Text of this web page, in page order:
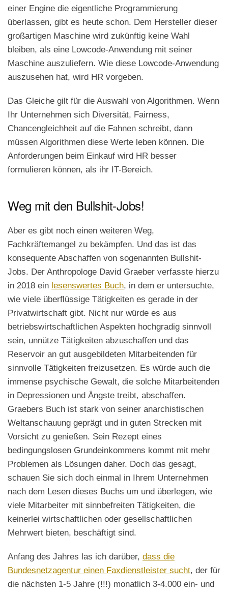
einer Engine die eigentliche Programmierung
überlassen, gibt es heute schon. Dem Hersteller dieser
großartigen Maschine wird zukünftig keine Wahl
bleiben, als eine Lowcode-Anwendung mit seiner
Maschine auszuliefern. Wie diese Lowcode-Anwendung
auszusehen hat, wird HR vorgeben.
Das Gleiche gilt für die Auswahl von Algorithmen. Wenn
Ihr Unternehmen sich Diversität, Fairness,
Chancengleichheit auf die Fahnen schreibt, dann
müssen Algorithmen diese Werte leben können. Die
Anforderungen beim Einkauf wird HR besser
formulieren können, als ihr IT-Bereich.
Weg mit den Bullshit-Jobs!
Aber es gibt noch einen weiteren Weg,
Fachkräftemangel zu bekämpfen. Und das ist das
konsequente Abschaffen von sogenannten Bullshit-
Jobs. Der Anthropologe David Graeber verfasste hierzu
in 2018 ein lesenswertes Buch, in dem er untersuchte,
wie viele überflüssige Tätigkeiten es gerade in der
Privatwirtschaft gibt. Nicht nur würde es aus
betriebswirtschaftlichen Aspekten hochgradig sinnvoll
sein, unnütze Tätigkeiten abzuschaffen und das
Reservoir an gut ausgebildeten Mitarbeitenden für
sinnvolle Tätigkeiten freizusetzen. Es würde auch die
immense psychische Gewalt, die solche Mitarbeitenden
in Depressionen und Ängste treibt, abschaffen.
Graebers Buch ist stark von seiner anarchistischen
Weltanschauung geprägt und in guten Strecken mit
Vorsicht zu genießen. Sein Rezept eines
bedingungslosen Grundeinkommens kommt mit mehr
Problemen als Lösungen daher. Doch das gesagt,
schauen Sie sich doch einmal in Ihrem Unternehmen
nach dem Lesen dieses Buchs um und überlegen, wie
viele Mitarbeiter mit sinnbefreiten Tätigkeiten, die
keinerlei wirtschaftlichen oder gesellschaftlichen
Mehrwert bieten, beschäftigt sind.
Anfang des Jahres las ich darüber, dass die
Bundesnetzagentur einen Faxdienstleister sucht, der für
die nächsten 1-5 Jahre (!!!) monatlich 3-4.000 ein- und